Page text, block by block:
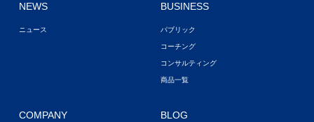
NEWS
ニュース
BUSINESS
パブリック
コーチング
コンサルティング
商品一覧
COMPANY BLOG